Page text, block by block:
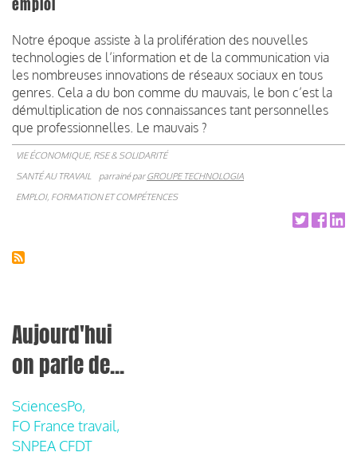
emploi
Notre époque assiste à la prolifération des nouvelles
technologies de l’information et de la communication via
les nombreuses innovations de réseaux sociaux en tous
genres. Cela a du bon comme du mauvais, le bon c’est la
démultiplication de nos connaissances tant personnelles
que professionnelles. Le mauvais ?
VIE ÉCONOMIQUE, RSE & SOLIDARITÉ
SANTÉ AU TRAVAIL
parrainé parGROUPE TECHNOLOGIA
EMPLOI, FORMATION ET COMPÉTENCES
Aujourd'hui
on parle de...
SciencesPo,
FO France travail,
SNPEA CFDT